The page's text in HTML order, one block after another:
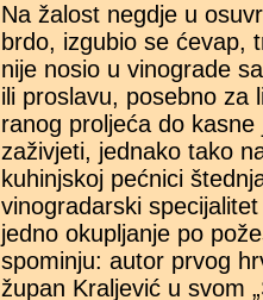
Na žalost negdje u
brdo, izgubio se ćevap,
nije nosio u vinograde
ili proslavu, posebno za
ranog proljeća do
zaživjeti, jednako tako
kuhinjskoj pećnici
vinogradarski
jedno okupljanje po
spominju: autor prvog
župan Kraljević u svom